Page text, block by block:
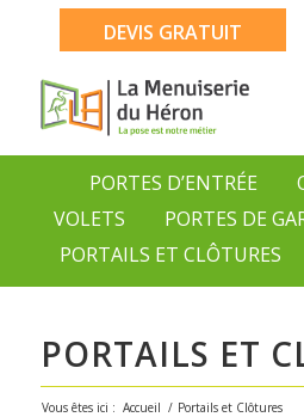
DEVIS GRATUIT
PORTES D’ENTRÉE
VOLETS
PORTES DE
PORTAILS ET CLÔTURES
PORTAILS ET
Vous êtes ici : Accueil / Portails et Clôtures